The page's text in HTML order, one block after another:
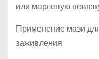
или марлевую
Применение мази
заживления.